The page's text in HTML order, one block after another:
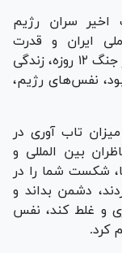
اخیر سران رژیم
ایران و قدرت
موشک‌های ایران است. پاسخ‌های ایران در جنگ ۱۲ روزه، زندگی
نفس‌های رژیم،
تاب آوری در
بین المللی و
شکست شما را در
دشمن بداند و
و غلط کند، نفس
کرد.